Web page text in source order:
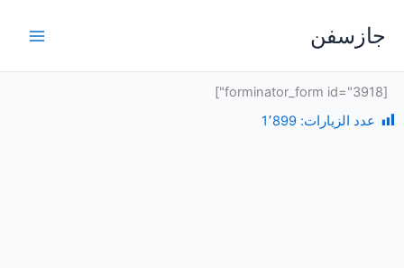
المحتوى
جازسفن
[forminator_form id="3918"]
عدد الزيارات: 1٬899